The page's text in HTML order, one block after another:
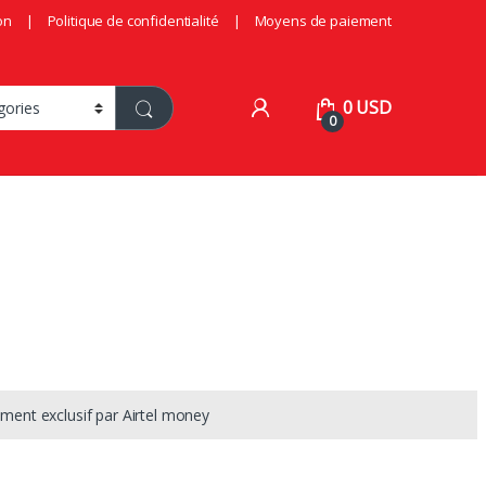
Politique de confidentialité Moyens de paiement
0
0USD
exclusif par Airtel money